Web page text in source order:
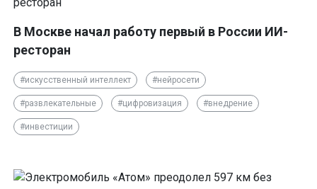
В Москве начал работу первый в России ИИ-
ресторан
#искусственный интеллект #нейросети
#развлекательные #цифровизация #внедрение
#инвестиции